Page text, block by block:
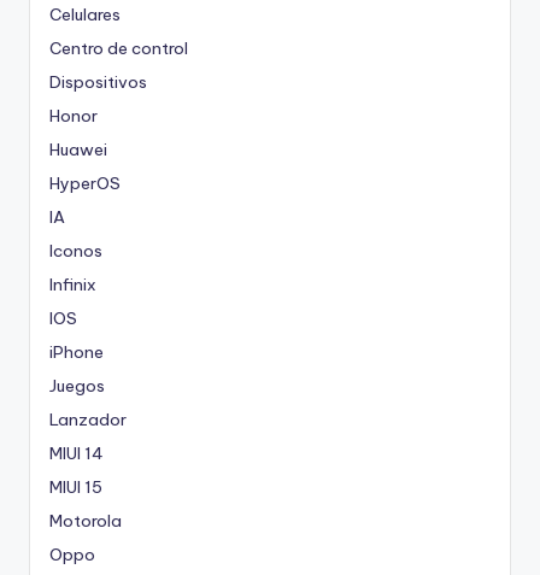
Celulares
Centro de control
Dispositivos
Honor
Huawei
HyperOS
IA
Iconos
Infinix
IOS
iPhone
Juegos
Lanzador
MIUI 14
MIUI 15
Motorola
Oppo